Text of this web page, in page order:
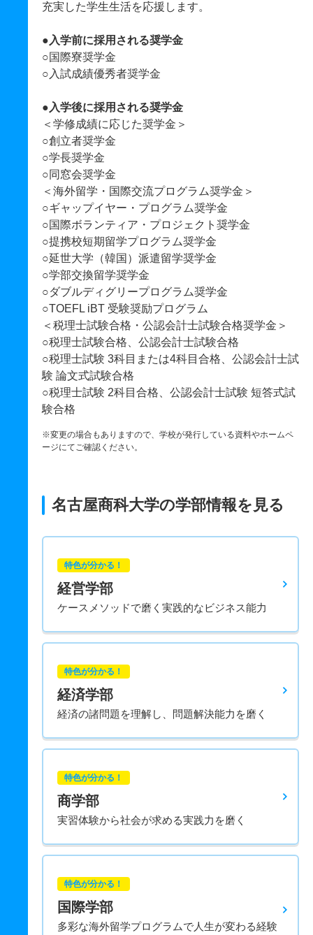
充実した学生生活を応援します。
● 入学前に採用される奨学金
○国際寮奨学金
○入試成績優秀者奨学金
● 入学後に採用される奨学金
＜学修成績に応じた奨学金＞
○創立者奨学金
○学長奨学金
○同窓会奨学金
＜海外留学・国際交流プログラム奨学金＞
○ギャップイヤー・プログラム奨学金
○国際ボランティア・プロジェクト奨学金
○提携校短期留学プログラム奨学金
○延世大学（韓国）派遣留学奨学金
○学部交換留学奨学金
○ダブルディグリープログラム奨学金
○TOEFL iBT 受験奨励プログラム
＜税理士試験合格・公認会計士試験合格奨学金＞
○税理士試験合格、公認会計士試験合格
○税理士試験 3科目または4科目合格、公認会計士試
験 論文式試験合格
○税理士試験 2科目合格、公認会計士試験 短答式試
験合格
※変更の場合もありますので、学校が発行している資料やホームペ
ージにてご確認ください。
名古屋商科大学の学部情報を見る
特色が分かる！
経営学部
ケースメソッドで磨く実践的なビジネス能力
特色が分かる！
経済学部
経済の諸問題を理解し、問題解決能力を磨く
特色が分かる！
商学部
実習体験から社会が求める実践力を磨く
特色が分かる！
国際学部
多彩な海外留学プログラムで人生が変わる経験